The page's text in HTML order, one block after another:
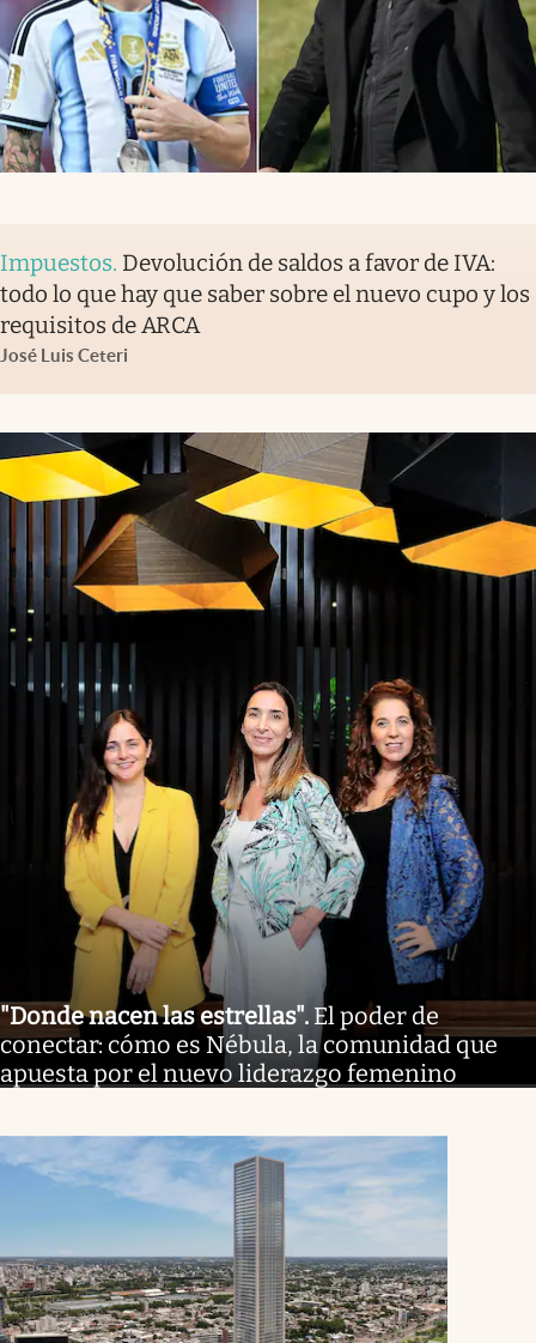
Impuestos. Devolución de saldos a favor de IVA:
todo lo que hay que saber sobre el nuevo cupo y los
requisitos de ARCA
José Luis Ceteri
"Donde nacen las estrellas". El poder de
conectar: cómo es Nébula, la comunidad que
apuesta por el nuevo liderazgo femenino